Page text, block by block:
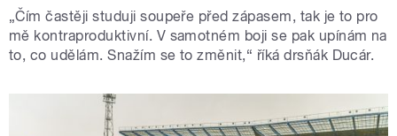
„Čím častěji studuji soupeře před zápasem, tak je to pro
mě kontraproduktivní. V samotném boji se pak upínám na
to, co udělám. Snažím se to změnit,“ říká drsňák Ducár.